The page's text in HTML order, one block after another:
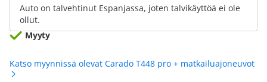
Auto on talvehtinut Espanjassa, joten talvikäyttöä ei ole
ollut.
Myyty
Katso myynnissä olevat Carado T448 pro + matkailuajoneuvot